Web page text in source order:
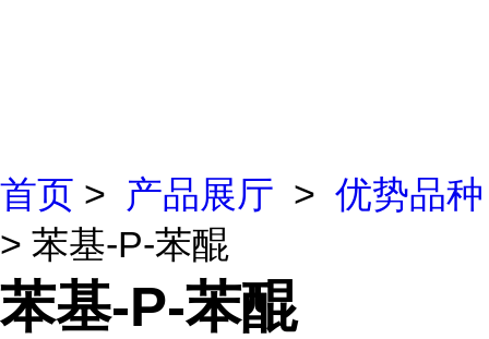
首页 > 产品展厅 > 优势品种
> 苯基-P-苯醌
苯基-P-苯醌